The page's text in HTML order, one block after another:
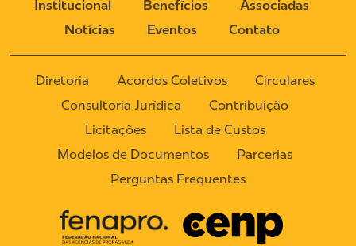
Institucional Benefícios
Associadas
Notícias
Eventos Contato
Diretoria Acordos Coletivos
Circulares
Consultoria Jurídica
Contribuição
Licitações
Lista de Custos
Modelos de Documentos
Parcerias
Perguntas Frequentes